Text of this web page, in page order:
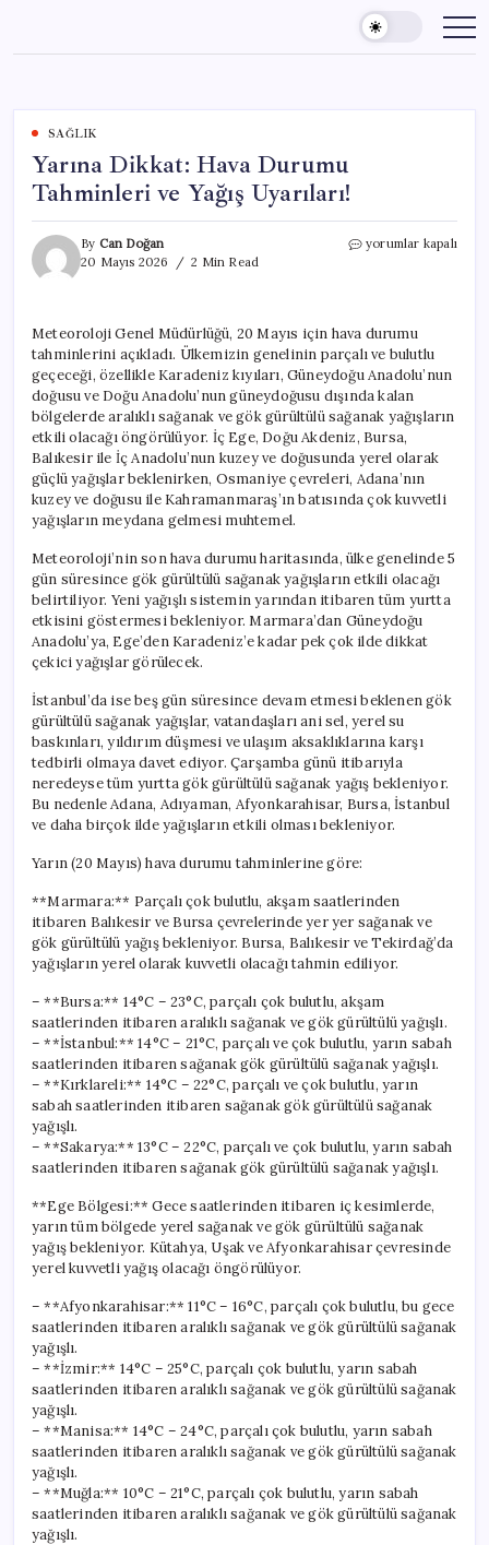
content
SAĞLIK
Yarına Dikkat: Hava Durumu
Tahminleri ve Yağış Uyarıları!
By Can Doğan
20 Mayıs 2026
2 Min Read
Yarına
ve
Yağış
Uyarıları!
için
yorumlar kapalı
Meteoroloji Genel Müdürlüğü, 20 Mayıs için hava durumu
tahminlerini açıkladı. Ülkemizin genelinin parçalı ve bulutlu
geçeceği, özellikle Karadeniz kıyıları, Güneydoğu Anadolu’nun
doğusu ve Doğu Anadolu’nun güneydoğusu dışında kalan
bölgelerde aralıklı sağanak ve gök gürültülü sağanak yağışların
etkili olacağı öngörülüyor. İç Ege, Doğu Akdeniz, Bursa,
Balıkesir ile İç Anadolu’nun kuzey ve doğusunda yerel olarak
güçlü yağışlar beklenirken, Osmaniye çevreleri, Adana’nın
kuzey ve doğusu ile Kahramanmaraş’ın batısında çok kuvvetli
yağışların meydana gelmesi muhtemel.
Meteoroloji’nin son hava durumu haritasında, ülke genelinde 5
gün süresince gök gürültülü sağanak yağışların etkili olacağı
belirtiliyor. Yeni yağışlı sistemin yarından itibaren tüm yurtta
etkisini göstermesi bekleniyor. Marmara’dan Güneydoğu
Anadolu’ya, Ege’den Karadeniz’e kadar pek çok ilde dikkat
çekici yağışlar görülecek.
İstanbul’da ise beş gün süresince devam etmesi beklenen gök
gürültülü sağanak yağışlar, vatandaşları ani sel, yerel su
baskınları, yıldırım düşmesi ve ulaşım aksaklıklarına karşı
tedbirli olmaya davet ediyor. Çarşamba günü itibarıyla
neredeyse tüm yurtta gök gürültülü sağanak yağış bekleniyor.
Bu nedenle Adana, Adıyaman, Afyonkarahisar, Bursa, İstanbul
ve daha birçok ilde yağışların etkili olması bekleniyor.
Yarın (20 Mayıs) hava durumu tahminlerine göre:
**Marmara:** Parçalı çok bulutlu, akşam saatlerinden
itibaren Balıkesir ve Bursa çevrelerinde yer yer sağanak ve
gök gürültülü yağış bekleniyor. Bursa, Balıkesir ve Tekirdağ’da
yağışların yerel olarak kuvvetli olacağı tahmin ediliyor.
– **Bursa:** 14°C – 23°C, parçalı çok bulutlu, akşam
saatlerinden itibaren aralıklı sağanak ve gök gürültülü yağışlı.
– **İstanbul:** 14°C – 21°C, parçalı ve çok bulutlu, yarın sabah
saatlerinden itibaren sağanak gök gürültülü sağanak yağışlı.
– **Kırklareli:** 14°C – 22°C, parçalı ve çok bulutlu, yarın
sabah saatlerinden itibaren sağanak gök gürültülü sağanak
yağışlı.
– **Sakarya:** 13°C – 22°C, parçalı ve çok bulutlu, yarın sabah
saatlerinden itibaren sağanak gök gürültülü sağanak yağışlı.
**Ege Bölgesi:** Gece saatlerinden itibaren iç kesimlerde,
yarın tüm bölgede yerel sağanak ve gök gürültülü sağanak
yağış bekleniyor. Kütahya, Uşak ve Afyonkarahisar çevresinde
yerel kuvvetli yağış olacağı öngörülüyor.
– **Afyonkarahisar:** 11°C – 16°C, parçalı çok bulutlu, bu gece
saatlerinden itibaren aralıklı sağanak ve gök gürültülü sağanak
yağışlı.
– **İzmir:** 14°C – 25°C, parçalı çok bulutlu, yarın sabah
saatlerinden itibaren aralıklı sağanak ve gök gürültülü sağanak
yağışlı.
– **Manisa:** 14°C – 24°C, parçalı çok bulutlu, yarın sabah
saatlerinden itibaren aralıklı sağanak ve gök gürültülü sağanak
yağışlı.
– **Muğla:** 10°C – 21°C, parçalı çok bulutlu, yarın sabah
saatlerinden itibaren aralıklı sağanak ve gök gürültülü sağanak
yağışlı.